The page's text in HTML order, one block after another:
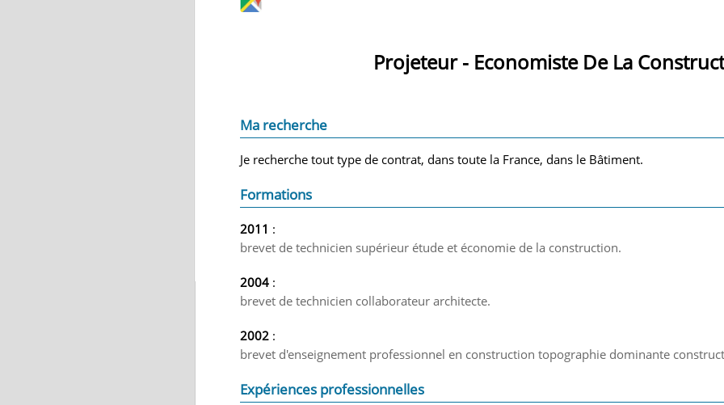
Projeteur - Economiste De La
Ma recherche
Je recherche tout type de contrat, dans toute la France, dans le Bâtiment.
Formations
2011 :
brevet de technicien supérieur étude et économie de la construction.
2004 :
brevet de technicien collaborateur architecte.
2002 :
brevet d'enseignement professionnel en construction topographie dominante
Expériences professionnelles